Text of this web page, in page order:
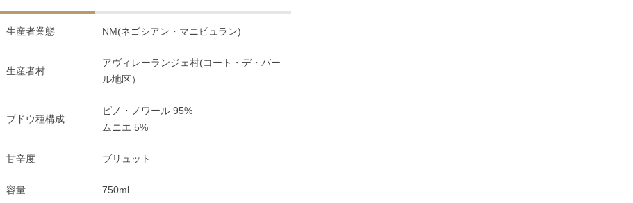
生産者業態 NM(ネゴシアン・マニピュラン)
生産者村
アヴィレーランジェ村(コート・デ・バー
ル地区）
ブドウ種構成
ピノ・ノワール 95%
ムニエ 5%
甘辛度 ブリュット
容量 750ml